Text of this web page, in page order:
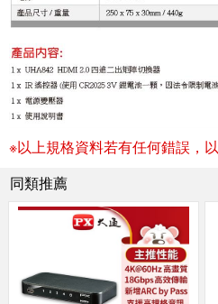
※以上規格資料若有任何錯誤，
同類推薦